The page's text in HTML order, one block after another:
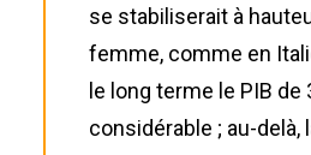
se stabiliserait à
femme, comme en
le long terme le PIB
considérable ; au-delà,